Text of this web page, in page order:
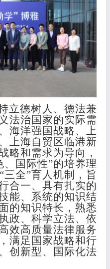
立德树人、德法兼
法治国家的实际需
海洋强国战略、上
上海自贸区临港新
略和需求为导向，
国际性”的培养理
全”育人机制，旨
合一、具有扎实的
能、系统的知识结
的知识特长，熟悉
政、科学立法、依
效高质量法律服务
满足国家战略和行
创新型、国际化法